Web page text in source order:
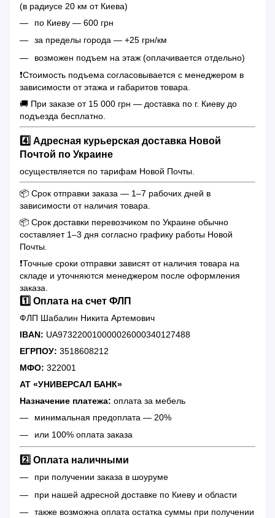
(в радиусе 20 км от Киева)
по Киеву — 600 грн
за пределы города — +25 грн/км
возможен подъем на этаж (оплачивается отдельно)
❗️Стоимость подъема согласовывается с менеджером в
зависимости от этажа и габаритов товара.
🚚 При заказе от 15 000 грн — доставка по г. Киеву до
подъезда бесплатно.
4️⃣ Адресная курьерская доставка Новой
Почтой по Украине
осуществляется по тарифам Новой Почты.
📦 Срок отправки заказа — 1–7 рабочих дней в
зависимости от наличия товара.
📦 Срок доставки перевозчиком по Украине обычно
составляет 1–3 дня согласно графику работы Новой
Почты.
❗️Точные сроки отправки зависят от наличия товара на
складе и уточняются менеджером после оформления
заказа.
1️⃣ Оплата на счет ФЛП
ФЛП Шабалин Никита Артемович
IBAN: UA973220010000026000340127488
ЕГРПОУ: 3518608212
МФО: 322001
АТ «УНИВЕРСАЛ БАНК»
Назначение платежа: оплата за мебель
минимальная предоплата — 20%
или 100% оплата заказа
2️⃣ Оплата наличными
при получении заказа в шоуруме
при нашей адресной доставке по Киеву и области
также возможна оплата остатка суммы при получении